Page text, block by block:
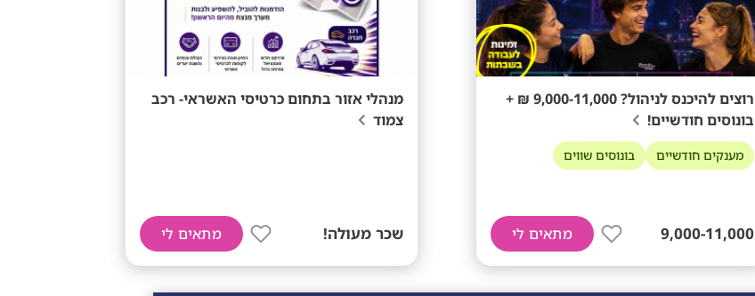
רוצים להיכנס לניהול? 9,000-11,000 ₪ +
בונוסים חודשיים!
מענקים חודשיים בונוסים שווים
9,000-11,000 מתאים לי
מנהלי אזור בתחום כרטיסי האשראי- רכב
צמוד
שכר מעולה! מתאים לי